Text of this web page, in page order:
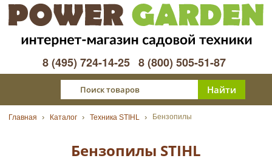
8 (495) 724-14-25 8 (800) 505-51-87
Главная Каталог Техника STIHL Бензопилы
Бензопилы STIHL